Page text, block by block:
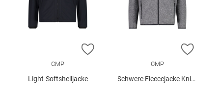
ZUR WUNSCHLISTE HINZUFÜGEN
CMP
Light-Softshelljacke
ZUR
CMP
Schwere Fleecejacke Knit-Tech Meliert